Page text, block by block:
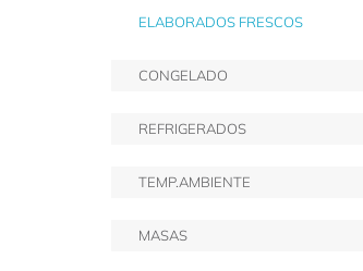
ELABORADOS FRESCOS
CONGELADO
REFRIGERADOS
TEMP.AMBIENTE
MASAS